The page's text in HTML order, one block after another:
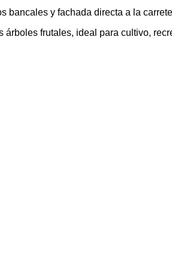
bancales y fachada directa a la
frutales, ideal para cultivo,